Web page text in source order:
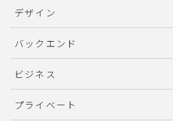
デザイン
バックエンド
ビジネス
プライベート